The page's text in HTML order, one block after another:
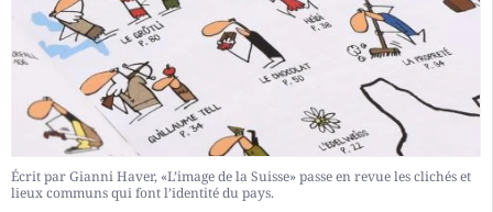
Écrit par Gianni Haver, «L’image de la Suisse» passe en revue les clichés et
lieux communs qui font l’identité du pays.